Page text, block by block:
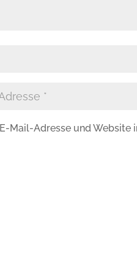
Mail-Adresse und Website